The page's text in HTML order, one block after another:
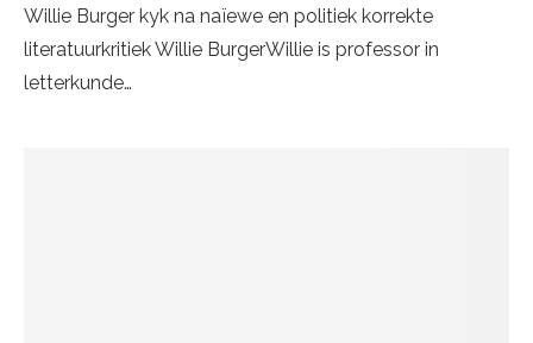
Willie Burger kyk na naïewe en politiek korrekte
literatuurkritiek Willie BurgerWillie is professor in
letterkunde…